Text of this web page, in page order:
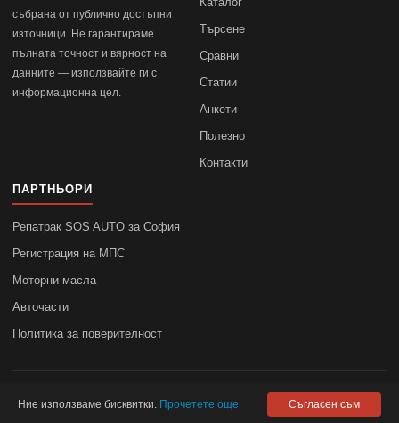
събрана от публично достъпни
източници. Не гарантираме
пълната точност и вярност на
данните — използвайте ги с
информационна цел.
Търсене
Сравни
Статии
Анкети
Полезно
Контакти
ПАРТНЬОРИ
Репатрак SOS AUTO за София
Регистрация на МПС
Моторни масла
Авточасти
Политика за поверителност
autodata.bg не носи отговорност за точността на данните.
Ние използваме бисквитки. Прочетете още Съгласен съм